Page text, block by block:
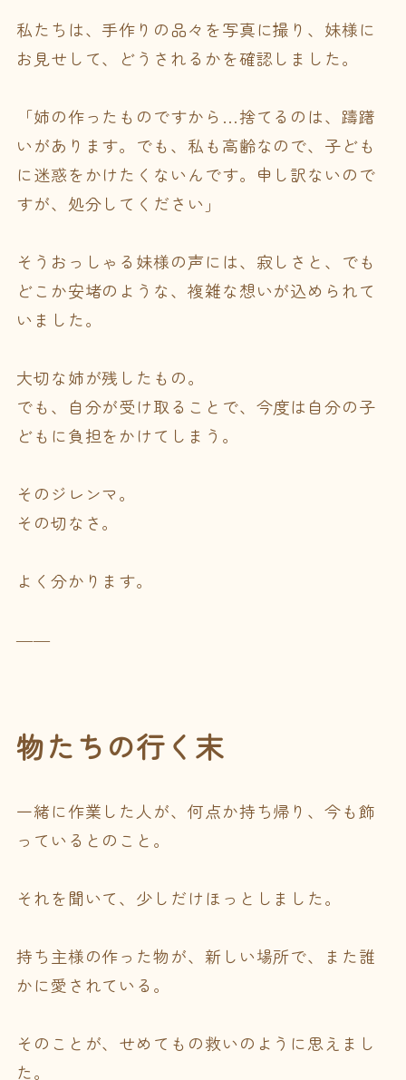
私たちは、手作りの品々を写真に撮り、妹様に
お見せして、どうされるかを確認しました。
「姉の作ったものですから…捨てるのは、躊躇
いがあります。でも、私も高齢なので、子ども
に迷惑をかけたくないんです。申し訳ないので
すが、処分してください」
そうおっしゃる妹様の声には、寂しさと、でも
どこか安堵のような、複雑な想いが込められて
いました。
大切な姉が残したもの。
でも、自分が受け取ることで、今度は自分の子
どもに負担をかけてしまう。
そのジレンマ。
その切なさ。
よく分かります。
――
物たちの行く末
一緒に作業した人が、何点か持ち帰り、今も飾
っているとのこと。
それを聞いて、少しだけほっとしました。
持ち主様の作った物が、新しい場所で、また誰
かに愛されている。
そのことが、せめてもの救いのように思えまし
た。